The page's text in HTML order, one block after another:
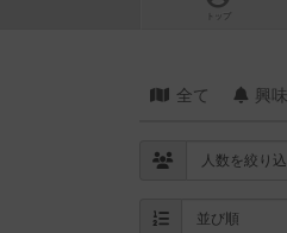
トップ
全て 興